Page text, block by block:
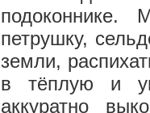
подоконнике.
петрушку,
земли,
в тёплую и
аккуратно